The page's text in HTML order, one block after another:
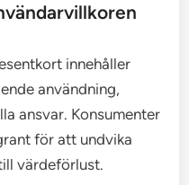
innehåller
användning,
ansvar. Konsumenter
för att undvika
värdeförlust.